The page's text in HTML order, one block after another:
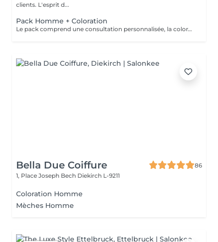
clients. L'esprit d...
Pack Homme + Coloration
Le pack comprend une consultation personnalisée, la coloration avec les produits LOREAL PROFESSIONNEL , shampooing et conditionneur spécifiques REDKEN , la coupe IGORANCE ( finitions sur cheveux secs) , les produits de styling REDKEN * Tarifs à titre indicatifs à confirmer après la consultation personnalisée établit auprès de votre coiffeur/stylist/spécialiste * La direction se réserve le droit d’apporter des modifications pour le bon fonctionnement du salon
Bella Due Coiffure
86
1, Place Joseph Bech Diekirch L-9211
Coloration Homme
Mèches Homme